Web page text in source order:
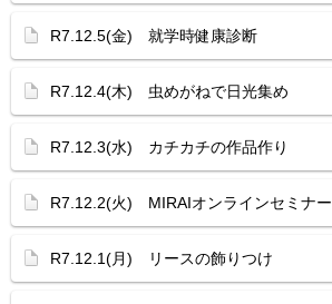
R7.12.5(金) 就学時健康診断
R7.12.4(木) 虫めがねで日光集め
R7.12.3(水) カチカチの作品作り
R7.12.2(火) MIRAIオンラインセミナー
R7.12.1(月) リースの飾りつけ